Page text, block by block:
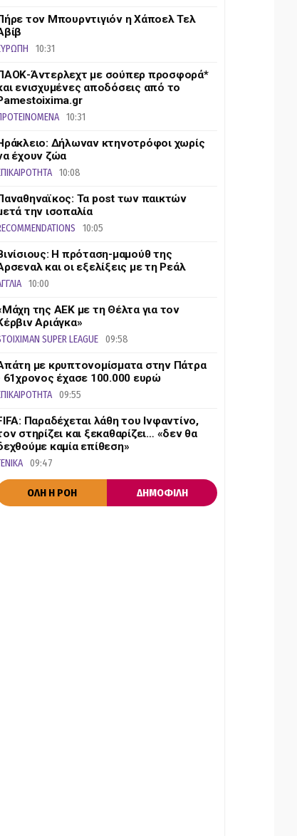
τον Μπουρντιγιόν η Χάποελ Τελ
10:31
Άντερλεχτ με σούπερ προσφορά*
ενισχυμένες αποδόσεις από το
10:31
Δήλωναν κτηνοτρόφοι χωρίς
έχουν ζώα
10:08
Τα post των παικτών
την ισοπαλία
10:05
Η πρόταση-μαμούθ της
και οι εξελίξεις με τη Ρεάλ
10:00
της ΑΕΚ με τη Θέλτα για τον
Αριάγκα»
SUPER LEAGUE 09:58
με κρυπτονομίσματα στην Πάτρα
61χρονος έχασε 100.000 ευρώ
09:55
Παραδέχεται λάθη του Ινφαντίνο,
στηρίζει και ξεκαθαρίζει… «δεν θα
καμία επίθεση»
09:47
ΟΛΗ Η ΡΟΗ ΔΗΜΟΦΙΛΗ